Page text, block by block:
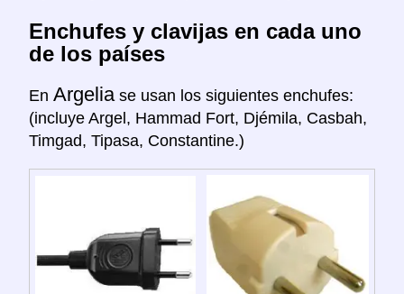
Enchufes y clavijas en cada uno
de los países
En Argelia se usan los siguientes enchufes:
(incluye Argel, Hammad Fort, Djémila, Casbah,
Timgad, Tipasa, Constantine.)